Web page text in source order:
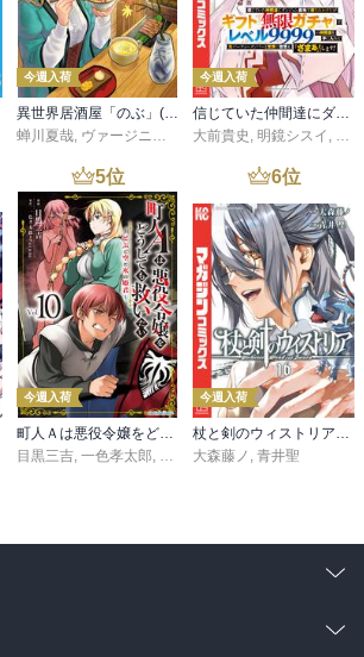
今週入荷
蝉川夏哉 ヴァージニア二等兵 ,転
今週入荷
大前貴史 明鏡シスイ
メル。
5位
今週入荷
町人Ａは悪役令嬢をどうしても救いたい ～どぶと空と氷の姫君～１０【電子書店共通特典イラスト付】
目黒三吉, 一色孝太郎, Parum
6位
今週入荷
杖と剣のウィストリア（１６）
大森藤ノ , 青井聖